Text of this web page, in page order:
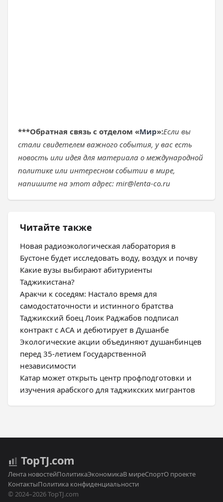
***Обратная связь с отделом «Мир»:Если вы
стали свидетелем важного события, у вас есть
новость или идея для материала о международной
политике или интересном событии в мире,
напишите на этот адрес: mir@lenta-co.ru
Читайте также
Новая радиоэкологическая лаборатория в
Бустоне будет исследовать воду, воздух и почву
Какие вузы выбирают абитуриенты
Таджикистана?
Аракчи к соседям: Настало время для
самодостаточности и истинного братства
Таджикский боец Лоик Раджабов подписал
контракт с ACA и дебютирует в Душанбе
Экологические акции объединяют душанбинцев
перед 35-летием Государственной
независимости
Катар может открыть центр профподготовки и
изучения арабского для таджикских мигрантов
TopTJ.com
Лента новостейПолитикаЭкономикаВ миреСпортО проекте
КонтактыПолитика конфиденциальности
© 2024–2026 TopTJ.com